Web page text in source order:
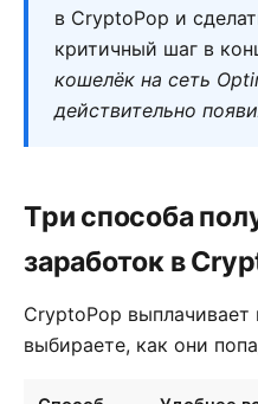
в CryptoPop и
критичный шаг в
кошелёк на сеть
действительно
Три способа
заработок в
CryptoPop выплачивает
выбираете, как они